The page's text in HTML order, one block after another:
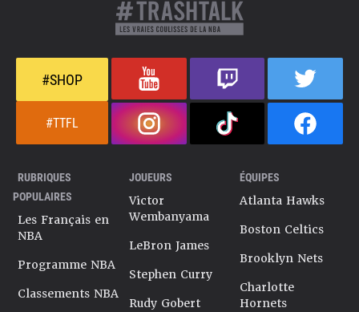
#SHOP
#TTFL
RUBRIQUES
POPULAIRES
Les Français en
NBA
Programme NBA
Classements NBA
JOUEURS
Victor
Wembanyama
LeBron James
Stephen Curry
Rudy Gobert
ÉQUIPES
Atlanta Hawks
Boston Celtics
Brooklyn Nets
Charlotte
Hornets